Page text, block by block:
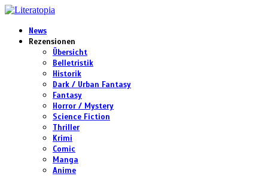
News
Rezensionen
Übersicht
Belletristik
Historik
Dark / Urban Fantasy
Fantasy
Horror / Mystery
Science Fiction
Thriller
Krimi
Comic
Manga
Anime